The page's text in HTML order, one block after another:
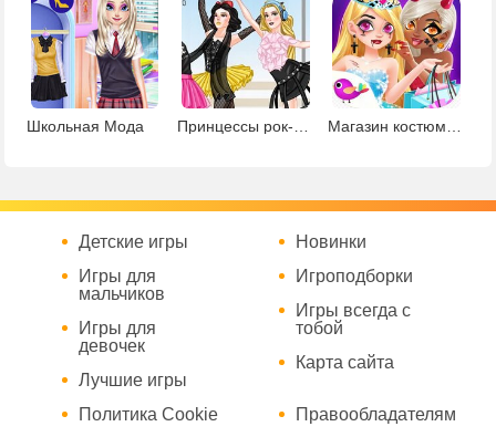
Школьная Мода Принцессы рок-балерины Магазин костюмов для Хэллоуина
Детские игры
Игры для
мальчиков
Игры для
девочек
Лучшие игры
Новинки
Игроподборки
Игры всегда с
тобой
Карта сайта
Политика Cookie Правообладателям